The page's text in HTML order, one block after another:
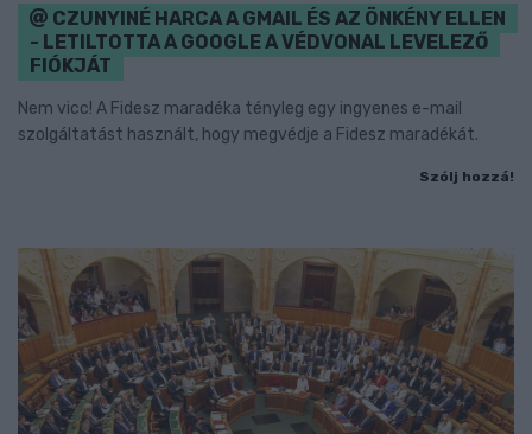
CZUNYINÉ HARCA A GMAIL ÉS AZ ÖNKÉNY ELLEN
- LETILTOTTA A GOOGLE A VÉDVONAL LEVELEZŐ
FIÓKJÁT
Nem vicc! A Fidesz maradéka tényleg egy ingyenes e-mail
szolgáltatást használt, hogy megvédje a Fidesz maradékát.
Szólj hozzá!